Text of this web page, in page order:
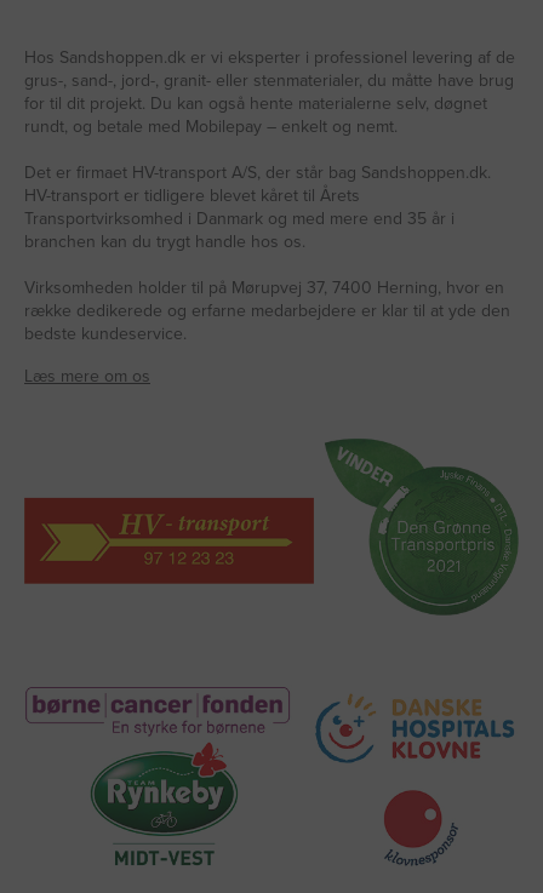
Hos Sandshoppen.dk er vi eksperter i professionel levering af de
grus-, sand-, jord-, granit- eller stenmaterialer, du måtte have brug
for til dit projekt. Du kan også hente materialerne selv, døgnet
rundt, og betale med Mobilepay – enkelt og nemt.
Det er firmaet HV-transport A/S, der står bag Sandshoppen.dk.
HV-transport er tidligere blevet kåret til Årets
Transportvirksomhed i Danmark og med mere end 35 år i
branchen kan du trygt handle hos os.
Virksomheden holder til på Mørupvej 37, 7400 Herning, hvor en
række dedikerede og erfarne medarbejdere er klar til at yde den
bedste kundeservice.
Læs mere om os